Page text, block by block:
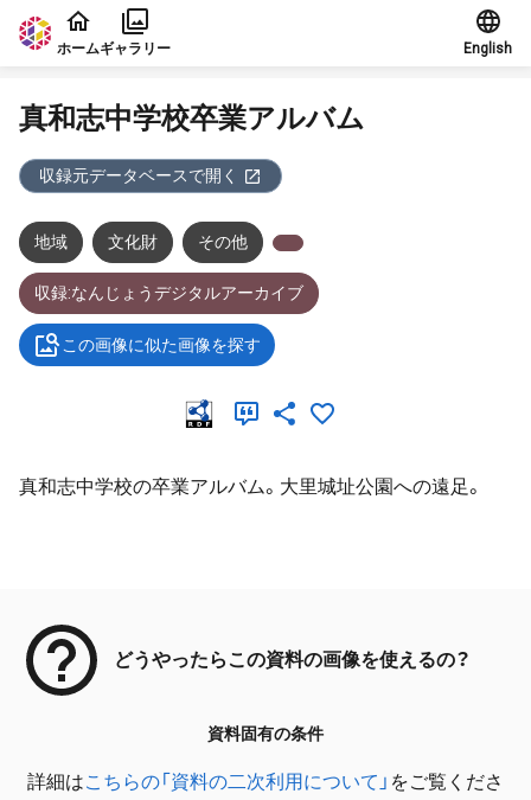
本文に飛ぶ
ホームギャラリー English
真和志中学校卒業アルバム
収録元データベースで開く
地域 文化財 その他
収録:なんじょうデジタルアーカイブ
この画像に似た画像を探す
真和志中学校の卒業アルバム。大里城址公園への遠足。
どうやったらこの資料の画像を使えるの？
資料固有の条件
詳細はこちらの「資料の二次利用について」 をご覧くださ